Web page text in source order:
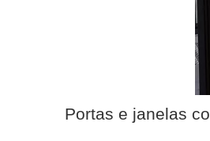
Portas e janelas